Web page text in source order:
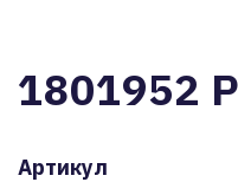
1801952
Артикул